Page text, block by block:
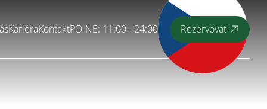
KariéraKontaktPO-NE: 11:00 - 24:00 Rezervovat